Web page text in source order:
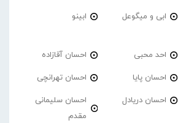
ابی و میگوعل ابینو
احد محبی احسان آقازاده
احسان پایا احسان تهرانچی
احسان دریادل
احسان سلیمانی
مقدم